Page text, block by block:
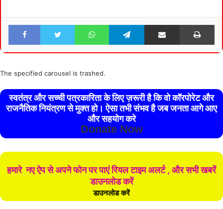
Facebook Twitter WhatsApp Telegram Share via Email
The specified carousel is trashed.
स्वतंत्र और सच्ची पत्रकारिता के लिए ज़रूरी है कि वो कॉरपोरेट और
राजनैतिक नियंत्रण से मुक्त हो। ऐसा तभी संभव है जब जनता आगे आए
और सहयोग करे
Donate Now
हमारे नए ऐप से अपने फोन पर पाएं रियल टाइम अलर्ट , और सभी खबरें
डाउनलोड करें
डाउनलोड करें